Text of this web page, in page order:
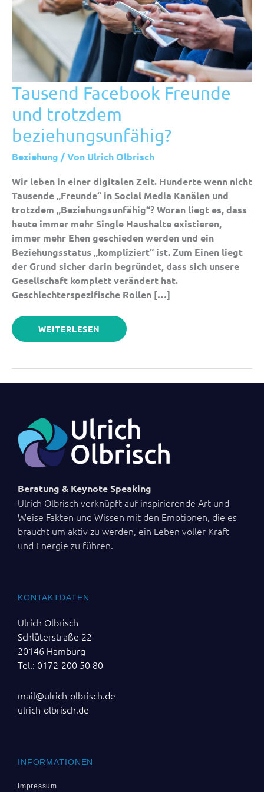
Tausend Facebook Freunde
und trotzdem
beziehungsunfähig?
Beziehung / Von Ulrich Olbrisch
Wir leben in einer digitalen Zeit. Hunderte wenn nicht
Tausende „Freunde“ in Social Media Kanälen und
trotzdem „Beziehungsunfähig“? Woran liegt es, dass
heute immer mehr Single Haushalte existieren,
immer mehr Ehen geschieden werden und ein
Beziehungsstatus „kompliziert“ ist. Zum Einen liegt
der Grund sicher darin begründet, dass sich unsere
Gesellschaft komplett verändert hat.
Geschlechterspezifische Rollen […]
TAUSEND
FACEBOOK
FREUNDE
UND
TROTZDEM
BEZIEHUNGSUNFÄHIG?
WEITERLESEN
Beratung & Keynote Speaking
Ulrich Olbrisch verknüpft auf inspirierende Art und
Weise Fakten und Wissen mit den Emotionen, die es
braucht um aktiv zu werden, ein Leben voller Kraft
und Energie zu führen.
KONTAKTDATEN
Ulrich Olbrisch
Schlüterstraße 22
20146 Hamburg
Tel.: 0172-200 50 80
mail@ulrich-olbrisch.de
ulrich-olbrisch.de
INFORMATIONEN
Impressum